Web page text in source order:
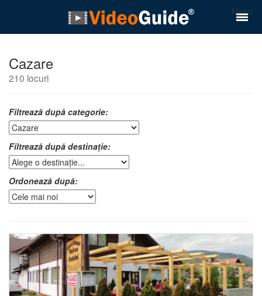
Menu
Cazare
210 locuri
Filtrează după categorie:
Filtrează după destinație:
Ordonează după: